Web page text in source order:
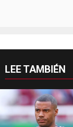
LEE TAMBIÉN